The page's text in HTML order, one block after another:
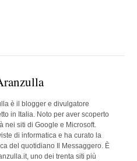
è il blogger e divulgatore
in Italia. Noto per aver scoperto
nei siti di Google e Microsoft.
di informatica e ha curato la
del quotidiano Il Messaggero. È
uno dei trenta siti più